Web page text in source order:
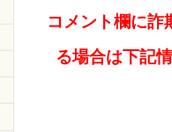
コメント欄に詐
る場合は下記